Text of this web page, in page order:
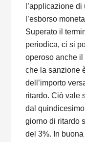
l’applicazione
l’esborso
Superato il
periodica, ci si
operoso anche
che la sanzione
dell’importo
ritardo. Ciò vale
dal
giorno di ritardo
del 3%. In